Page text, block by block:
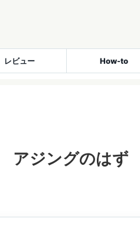
レビュー How-to
アジングのはず